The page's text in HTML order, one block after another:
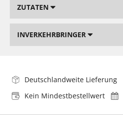
ZUTATEN
INVERKEHRBRINGER
Deutschlandweite Lieferung
Kein Mindestbestellwert